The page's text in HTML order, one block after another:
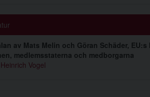
av Mats Melin och Göran Schäder,
medlemsstaterna och medborgarna
Vogel